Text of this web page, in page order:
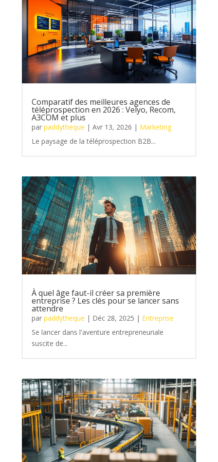
Comparatif des meilleures agences de
téléprospection en 2026 : Velyo, Recom,
A3COM et plus
par paddytheque | Avr 13, 2026 | Marketing
Le paysage de la téléprospection B2B...
À quel âge faut-il créer sa première
entreprise ? Les clés pour se lancer sans
attendre
par paddytheque | Déc 28, 2025 | Entreprise
Se lancer dans l'aventure entrepreneuriale
suscite de...